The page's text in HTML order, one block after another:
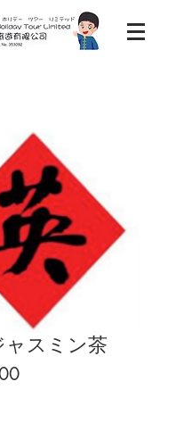
ャスミン茶
價